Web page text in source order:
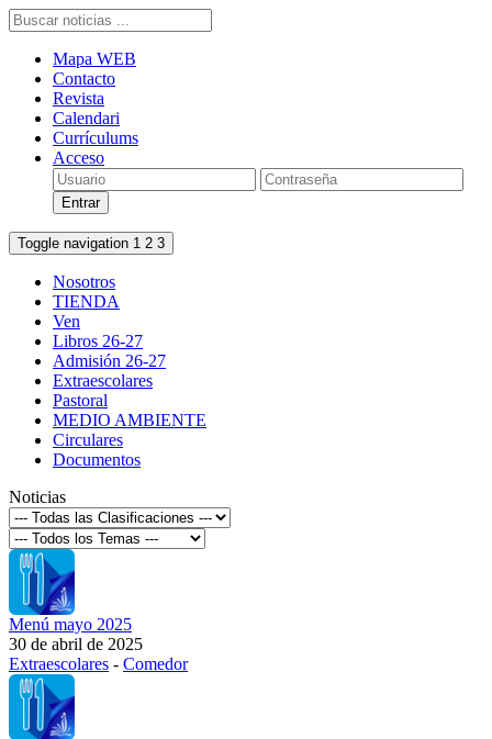
Mapa WEB
Contacto
Revista
Calendari
Currículums
Acceso
Toggle navigation 1 2 3
Nosotros
TIENDA
Ven
Libros 26-27
Admisión 26-27
Extraescolares
Pastoral
MEDIO AMBIENTE
Circulares
Documentos
Noticias
Menú mayo 2025
30 de abril de 2025
Extraescolares - Comedor